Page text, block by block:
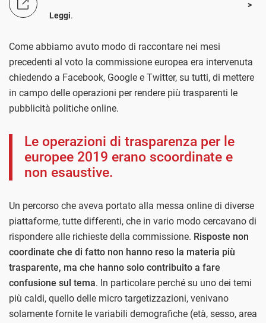
Leggi.
Come abbiamo avuto modo di raccontare nei mesi
precedenti al voto la commissione europea era intervenuta
chiedendo a Facebook, Google e Twitter, su tutti, di mettere
in campo delle operazioni per rendere più trasparenti le
pubblicità politiche online.
Le operazioni di trasparenza per le
europee 2019 erano scoordinate e
non esaustive.
Un percorso che aveva portato alla messa online di diverse
piattaforme, tutte differenti, che in vario modo cercavano di
rispondere alle richieste della commissione. Risposte non
coordinate che di fatto non hanno reso la materia più
trasparente, ma che hanno solo contribuito a fare
confusione sul tema. In particolare perché su uno dei temi
più caldi, quello delle micro targetizzazioni, venivano
solamente fornite le variabili demografiche (età, sesso, area